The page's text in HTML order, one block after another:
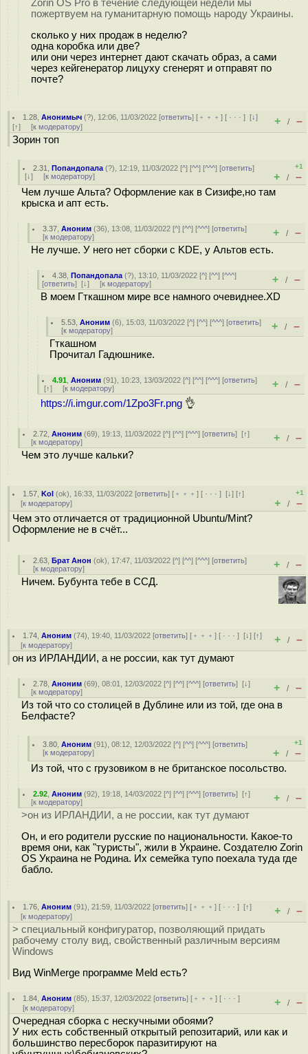
Zorin OS Pro в течение следующей недели мы
пожертвуем на гуманитарную помощь народу Украины.
сколько у них продаж в неделю?
одна коробка или две?
или они через интернет дают скачать образ, а сами
через кейгенератор лицуху сгенерят и отправят по
почте?
1.28 ,Анонимыч (?), 12:06, 11/03/2022 [ответить] [ ﹢﹢﹢] [ · · ·][↓]
[↑] [к модератору] + / –
Зорин топ
2.31 ,Попандопала (?), 12:19, 11/03/2022 [^] [^^] [^^^] [ответить]
[↓] [к модератору]
+1
+ / –
Чем лучше Альта? Оформление как в Сизифе,но там
крыска и апт есть.
3.37 ,Аноним (36), 13:08, 11/03/2022 [^] [^^] [^^^] [ответить]
[к модератору] + / –
Не лучше. У него нет сборки с KDE, у Альтов есть.
4.38 ,Попандопала (?), 13:10, 11/03/2022 [^] [^^] [^^^]
[ответить] [↓] [к модератору] + / –
В моем Гткашном мире все намного очевиднее.XD
5.53 ,Аноним (6), 15:03, 11/03/2022 [^] [^^] [^^^] [ответить]
[к модератору] + / –
Гткашном
Прочитал Гадюшнике.
4.91 ,Аноним (91), 10:23, 13/03/2022 [^] [^^] [^^^] [ответить]
[↑] [к модератору] + / –
https://i.imgur.com/1Zpo3Fr.png 👌
2.72 ,Аноним (69), 19:13, 11/03/2022 [^] [^^] [^^^] [ответить][↑]
[к модератору] + / –
Чем это лучше кальки?
1.57 ,Kol (ok), 16:33, 11/03/2022 [ответить] [ ﹢﹢﹢] [ · · ·][↓] [↑]
[к модератору]
+1
+ / –
Чем это отличается от традиционной Ubuntu/Mint?
Оформление не в счёт...
2.63 ,Брат Анон (ok), 17:47, 11/03/2022 [^] [^^] [^^^] [ответить]
[к модератору] + / –
Ничем. Бубунта тебе в ССД.
1.74 ,Аноним (74), 19:40, 11/03/2022 [ответить] [ ﹢﹢﹢] [ · · ·][↓] [↑]
[к модератору] + / –
он из ИРЛАНДИИ, а не россии, как тут думают
2.78 ,Аноним (69), 08:01, 12/03/2022 [^] [^^] [^^^] [ответить][↓]
[к модератору] + / –
Из той что со столицей в Дублине или из той, где она в
Белфасте?
3.80 ,Аноним (91), 08:12, 12/03/2022 [^] [^^] [^^^] [ответить]
[к модератору]
+1
+ / –
Из той, что с грузовиком в не британское посольство.
2.92 ,Аноним (92), 19:18, 14/03/2022 [^] [^^] [^^^] [ответить][↑]
[к модератору] + / –
>он из ИРЛАНДИИ, а не россии, как тут думают
Он, и его родители русские по национальности. Какое-то
время они, как "туристы", жили в Украине. Создателю Zorin
OS Украина не Родина. Их семейка тупо поехала туда где
бабло.
1.76 ,Аноним (91), 21:59, 11/03/2022 [ответить] [ ﹢﹢﹢] [ · · ·][↑]
[к модератору] + / –
> специальный конфигуратор, позволяющий придать
рабочему столу вид, свойственный различным версиям
Windows
Вид WinMerge программе Meld есть?
1.84 ,Аноним (85), 15:37, 12/03/2022 [ответить] [ ﹢﹢﹢] [ · · ·]
[к модератору] + / –
Очередная сборка с нескучными обоями?
У них есть собственный открытый репозитарий, или как и
большинство пересборок паразитируют на